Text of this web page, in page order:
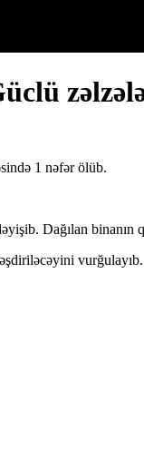
1 nəfər ölüb.
Dağılan binanın
vurğulayıb.